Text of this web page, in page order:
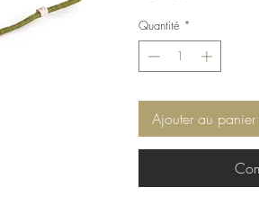
Quantité *
Ajouter au panier